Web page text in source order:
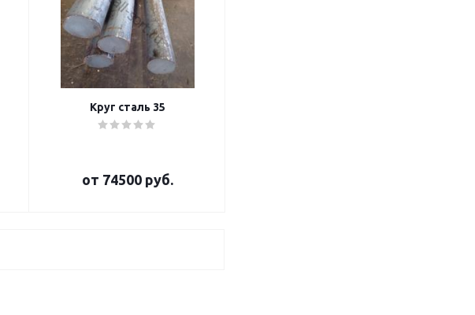
Круг сталь 35
от 74500 руб.